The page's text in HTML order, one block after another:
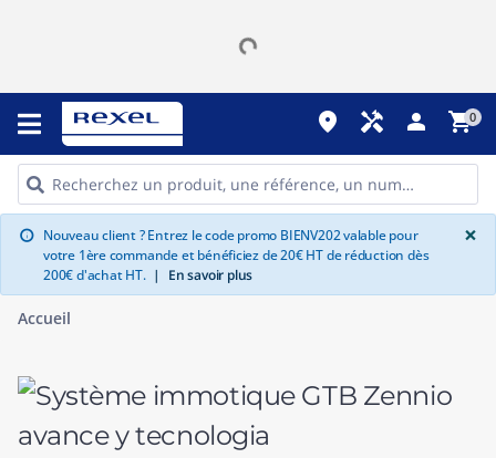
place handyman person shopping_cart0
info Nouveau client ? Entrez le code promo BIENV202 valable pour
votre 1ère commande et bénéficiez de 20€ HT de réduction dès
200€ d'achat HT. | En savoir plus
×
Accueil